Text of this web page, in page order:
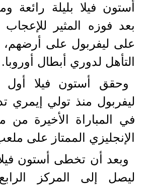
أستون فيلا بليلة رائعة
على ليفربول على أرضهم،
التأهل لدوري أبطال أوروبا.
وحقق أستون فيلا
ليفربول منذ تولي إيمري
في المباراة الأخيرة من
الإنجليزي الممتاز على
وبعد أن تخطى أستون
ليصل إلى المركز